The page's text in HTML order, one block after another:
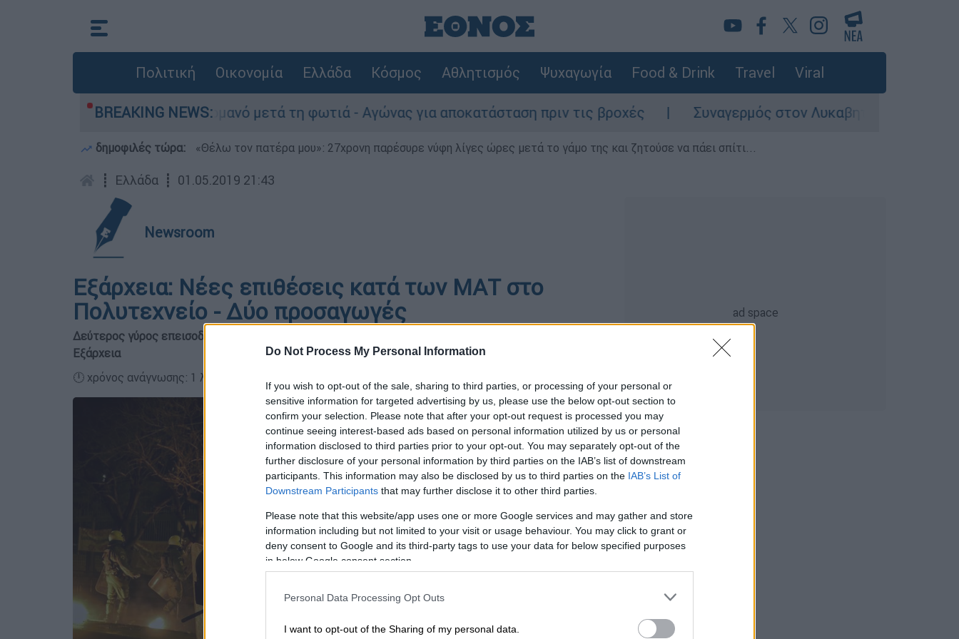
Do Not Process My Personal Information
If you wish to opt-out of the sale, sharing to third parties, or processing of your personal or
sensitive information for targeted advertising by us, please use the below opt-out section to
confirm your selection. Please note that after your opt-out request is processed you may
continue seeing interest-based ads based on personal information utilized by us or personal
information disclosed to third parties prior to your opt-out. You may separately opt-out of the
further disclosure of your personal information by third parties on the IAB’s list of downstream
participants. This information may also be disclosed by us to third parties on the IAB’s List of
Downstream Participants that may further disclose it to other third parties.
Please note that this website/app uses one or more Google services and may gather and store
information including but not limited to your visit or usage behaviour. You may click to grant or
deny consent to Google and its third-party tags to use your data for below specified purposes
in below Google consent section.
Personal Data Processing Opt Outs
I want to opt-out of the Sharing of my personal data.
Πολιτική Οικονομία Ελλάδα Κόσμος Αθλητισμός Ψυχαγωγία Food & Drink Travel Viral
BREAKING NEWS:
τίποτα» στο Πόρτο Γερμανό μετά τη φωτιά - Αγώνας για αποκατάσταση πριν τις βροχές Συναγερμός στον Λυκαβηττό: Σορός σε
δημοφιλές τώρα: «Θέλω τον πατέρα μου»: 27χρονη παρέσυρε νύφη λίγες ώρες μετά το γάμο της και ζητούσε να πάει σπίτι...
┋ Ελλάδα ┋ 01.05.2019 21:43
Newsroom
Εξάρχεια: Νέες επιθέσεις κατά των ΜΑΤ στο
Πολυτεχνείο - Δύο προσαγωγές
Δεύτερος γύρος επεισοδίων ξέσπασε νωρίτερα στην περιοχή γύρω από το Πολυτεχνείο και τα
Εξάρχεια
🕛 χρόνος ανάγνωσης: 1 λεπτό ┋